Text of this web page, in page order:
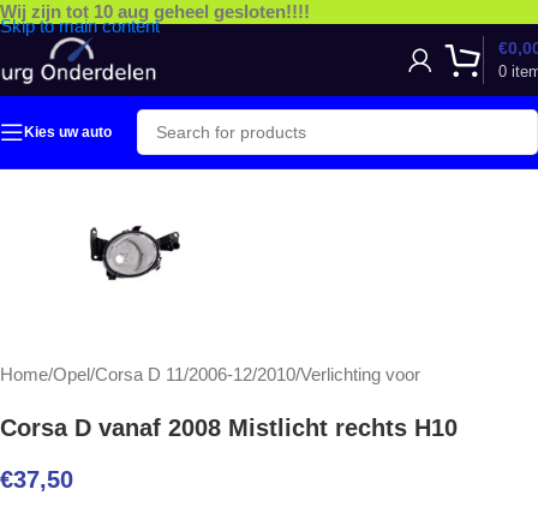
Skip to main content
Wij zijn tot 10 aug geheel gesloten!!!!
0
€
Kies uw auto
Home/Opel/Corsa D 11/2006-12/2010/Verlichting voor
Corsa D vanaf 2008 Mistlicht rechts H10
€37,50